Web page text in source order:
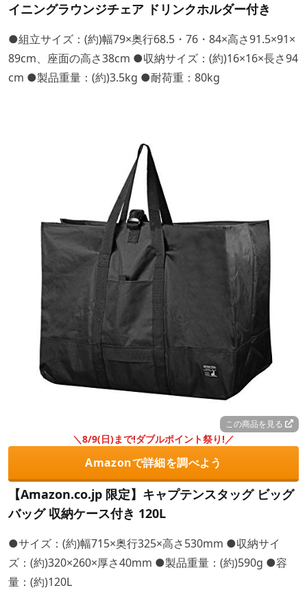
イニングラウンジチェア ドリンクホルダー付き
●組立サイズ：(約)幅79×奥行68.5・76・84×高さ91.5×91×
89cm、座面の高さ38cm ●収納サイズ：(約)16×16×長さ94
cm ●製品重量：(約)3.5kg ●耐荷重：80kg
この商品を見る
＼8/9(日)まで!ダブルポイント祭り!／
Amazonで詳細を調べよう
【Amazon.co.jp 限定】キャプテンスタッグ ビッグ
バッグ 収納ケース付き 120L
●サイズ：(約)幅715×奥行325×高さ530mm ●収納サイ
ズ：(約)320×260×厚さ40mm ●製品重量：(約)590g ●容
量：(約)120L